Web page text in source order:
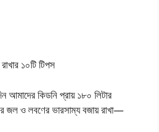
১০টি টিপস
আমাদের কিডনি প্রায় ১৮০ লিটার
জল ও লবণের ভারসাম্য বজায় রাখা—